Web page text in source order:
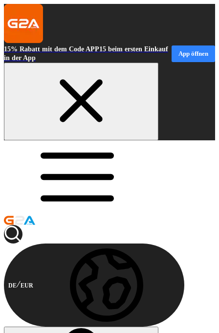
15% Rabatt mit dem Code APP15 beim ersten Einkauf
in der App
App öffnen
DE EUR